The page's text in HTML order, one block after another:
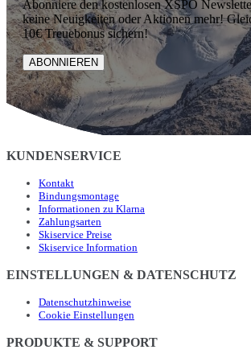
Abonniere den kostenlosen XSPO
keine Neuigkeiten oder Aktionen mehr!
10€ Treuebonus sichern!
ABONNIEREN
KUNDENSERVICE
Kontakt
Bindungsmontage
Informationen zu Klarna
Zahlungsarten
Skiservice Preise
Skiservice Information
EINSTELLUNGEN & DATENSCHUTZ
Datenschutzhinweise
Cookie Einstellungen
PRODUKTE & SUPPORT